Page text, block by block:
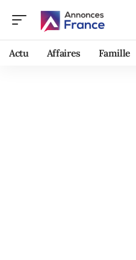
Actu Affaires Famille